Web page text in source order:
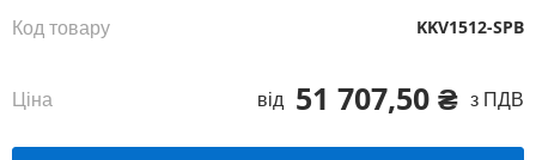
51 707,50 ₴ з ПДВ
Ціна від
Код товару KKV1512-SPB